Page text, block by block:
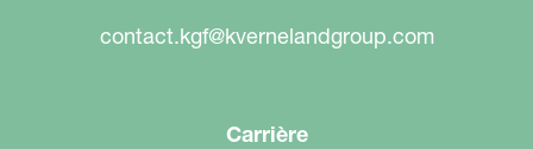
contact.kgf@kvernelandgroup.com
Carrière